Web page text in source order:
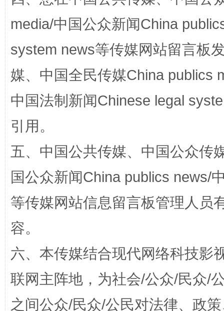
“蜀中异人”王建安的艺术幻境
media/中国公众新闻China
system news等传媒网站留言板
媒、中国全民传媒China publics
中国法制新闻Chinese legal
引用。
五、中国公共传媒、中国公众传
国公众新闻China publics news/
等传媒网站信息留言板管理人员
容。
六、本传媒结合现代网络科技影
联网主阵地，为社会/公众/民众/
之间公众/民众/公民对法律、政